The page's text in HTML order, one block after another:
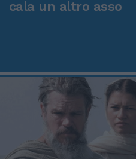
cala un altro asso